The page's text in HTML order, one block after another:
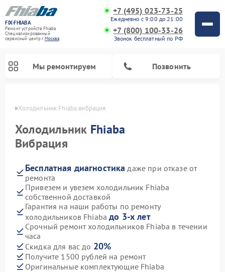
FIX-FHIABA
Ремонт устройств Fhiaba
Специализированный
cервисный центр г.Москва
+7 (495) 023-73-25
Ежедневно с 9:00 до 21:00
+7 (800) 100-33-26
Звонок бесплатный по РФ
Мы ремонтируем Позвонить
Холодильник Fhiaba вибрация
Холодильник Fhiaba
Вибрация
Бесплатная диагностика даже при отказе от
ремонта
Привезем и увезем холодильник Fhiaba
собственной доставкой
Гарантия на наши работы по ремонту
холодильников Fhiabaдо 3-х лет
Срочный ремонт холодильников Fhiaba в течении
часа
Скидка для вас до 20%
Получите 1500 рублей на ремонт
Оригинальные комплектующие Fhiaba